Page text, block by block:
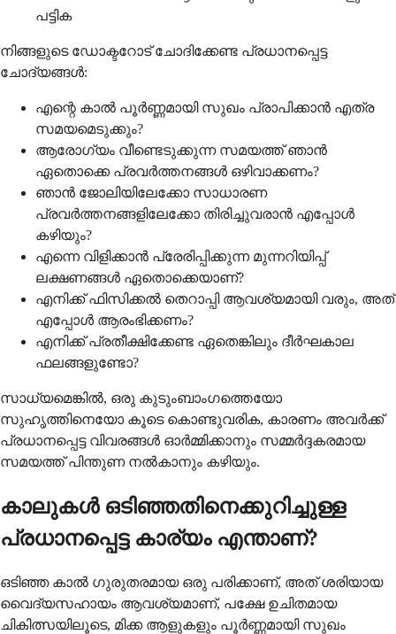
പട്ടിക
നിങ്ങളുടെ ഡോക്ടറോട് ചോദിക്കേണ്ട പ്രധാനപ്പെട്ട
ചോദ്യങ്ങൾ:
എന്റെ കാൽ പൂർണ്ണമായി സുഖം പ്രാപിക്കാൻ എത്ര
സമയമെടുക്കും?
ആരോഗ്യം വീണ്ടെടുക്കുന്ന സമയത്ത് ഞാൻ
ഏതൊക്കെ പ്രവർത്തനങ്ങൾ ഒഴിവാക്കണം?
ഞാൻ ജോലിയിലേക്കോ സാധാരണ
പ്രവർത്തനങ്ങളിലേക്കോ തിരിച്ചുവരാൻ എപ്പോൾ
കഴിയും?
എന്നെ വിളിക്കാൻ പ്രേരിപ്പിക്കുന്ന മുന്നറിയിപ്പ്
ലക്ഷണങ്ങൾ ഏതൊക്കെയാണ്?
എനിക്ക് ഫിസിക്കൽ തെറാപ്പി ആവശ്യമായി വരും, അത്
എപ്പോൾ ആരംഭിക്കണം?
എനിക്ക് പ്രതീക്ഷിക്കേണ്ട ഏതെങ്കിലും ദീർഘകാല
ഫലങ്ങളുണ്ടോ?
സാധ്യമെങ്കിൽ, ഒരു കുടുംബാംഗത്തെയോ
സുഹൃത്തിനെയോ കൂടെ കൊണ്ടുവരിക, കാരണം അവർക്ക്
പ്രധാനപ്പെട്ട വിവരങ്ങൾ ഓർമ്മിക്കാനും സമ്മർദ്ദകരമായ
സമയത്ത് പിന്തുണ നൽകാനും കഴിയും.
കാലുകൾ ഒടിഞ്ഞതിനെക്കുറിച്ചുള്ള
പ്രധാനപ്പെട്ട കാര്യം എന്താണ്?
ഒടിഞ്ഞ കാല്‍ ഗുരുതരമായ ഒരു പരിക്കാണ്, അത് ശരിയായ
വൈദ്യസഹായം ആവശ്യമാണ്, പക്ഷേ ഉചിതമായ
ചികിത്സയിലൂടെ, മിക്ക ആളുകളും പൂര്‍ണ്ണമായി സുഖം